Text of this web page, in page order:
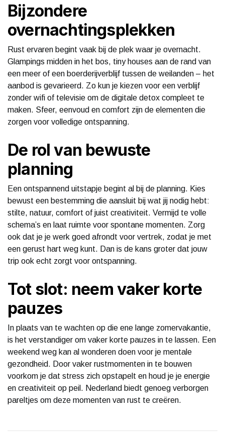
Bijzondere
overnachtingsplekken
Rust ervaren begint vaak bij de plek waar je overnacht.
Glampings midden in het bos, tiny houses aan de rand van
een meer of een boerderijverblijf tussen de weilanden – het
aanbod is gevarieerd. Zo kun je kiezen voor een verblijf
zonder wifi of televisie om de digitale detox compleet te
maken. Sfeer, eenvoud en comfort zijn de elementen die
zorgen voor volledige ontspanning.
De rol van bewuste
planning
Een ontspannend uitstapje begint al bij de planning. Kies
bewust een bestemming die aansluit bij wat jij nodig hebt:
stilte, natuur, comfort of juist creativiteit. Vermijd te volle
schema’s en laat ruimte voor spontane momenten. Zorg
ook dat je je werk goed afrondt voor vertrek, zodat je met
een gerust hart weg kunt. Dan is de kans groter dat jouw
trip ook echt zorgt voor ontspanning.
Tot slot: neem vaker korte
pauzes
In plaats van te wachten op die ene lange zomervakantie,
is het verstandiger om vaker korte pauzes in te lassen. Een
weekend weg kan al wonderen doen voor je mentale
gezondheid. Door vaker rustmomenten in te bouwen
voorkom je dat stress zich opstapelt en houd je je energie
en creativiteit op peil. Nederland biedt genoeg verborgen
pareltjes om deze momenten van rust te creëren.